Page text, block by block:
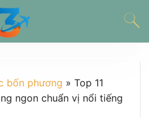
bốn phương » Top 11
ngon chuẩn vị nổi tiếng